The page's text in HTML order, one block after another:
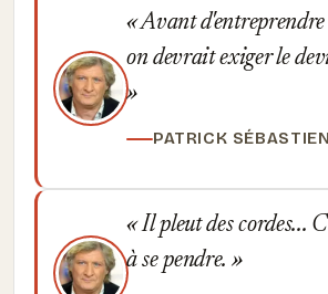
Avant d'entreprendre
on devrait exiger le
PATRICK SÉBASTIEN
Il pleut des cordes...
à se pendre.